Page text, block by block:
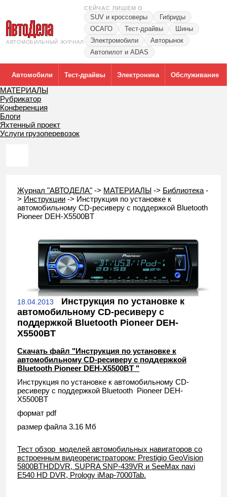
АВТОМОБИЛЬНЫЙ ЖУРНАЛ
СЕЙЧАС ПИШЕМ О
SUV и кроссоверы
Гибриды
ОСАГО
Тест-драйвы
Шины
Электромобили
Авторынок
Автопилот и ADAS
Автомобили Тест-драйвы Электроника Обслуживание
МАТЕРИАЛЫ
Рубрикатор
Конференция
Блоги
Яхтенный проект
Услуги грузоперевозок
Журнал "АВТОДЕЛА" -> МАТЕРИАЛЫ -> Библиотека -
> Инструкции -> Инструкция по установке к
автомобильному CD-ресиверу с поддержкой Bluetooth
Pioneer DEH-X5500BT
18.04.2013
Инструкция по установке к
автомобильному CD-ресиверу с
поддержкой Bluetooth Pioneer DEH-
X5500BT
Скачать файл "Инструкция по установке к
автомобильному CD-ресиверу с поддержкой
Bluetooth Pioneer DEH-X5500BT "
Инструкция по установке к автомобильному CD-
ресиверу с поддержкой Bluetooth Pioneer DEH-
X5500BT
формат pdf
размер файла 3.16 Мб
Тест обзор моделей автомобильных навигаторов со
встроенным видеорегистратором: Prestigio GeoVision
5800BTHDDVR, SUPRA SNP-439VR и SeeMax navi
E540 HD DVR, Prology iMap-7000Tab.